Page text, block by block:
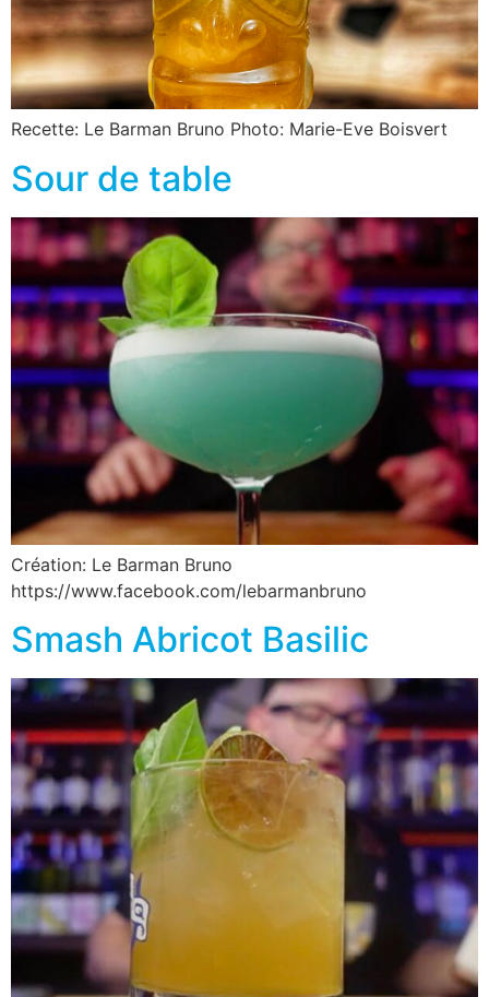
Recette: Le Barman Bruno Photo: Marie-Eve Boisvert
Sour de table
Création: Le Barman Bruno
https://www.facebook.com/lebarmanbruno
Smash Abricot Basilic